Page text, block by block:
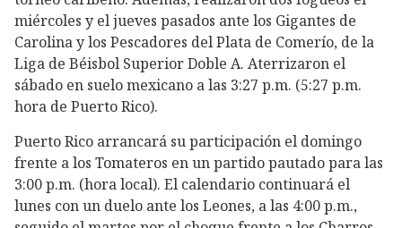
miércoles y el jueves pasados ante los Gigantes de
Carolina y los Pescadores del Plata de Comerío, de la
Liga de Béisbol Superior Doble A. Aterrizaron el
sábado en suelo mexicano a las 3:27 p.m. (5:27 p.m.
hora de Puerto Rico).
Puerto Rico arrancará su participación el domingo
frente a los Tomateros en un partido pautado para las
3:00 p.m. (hora local). El calendario continuará el
lunes con un duelo ante los Leones, a las 4:00 p.m.,